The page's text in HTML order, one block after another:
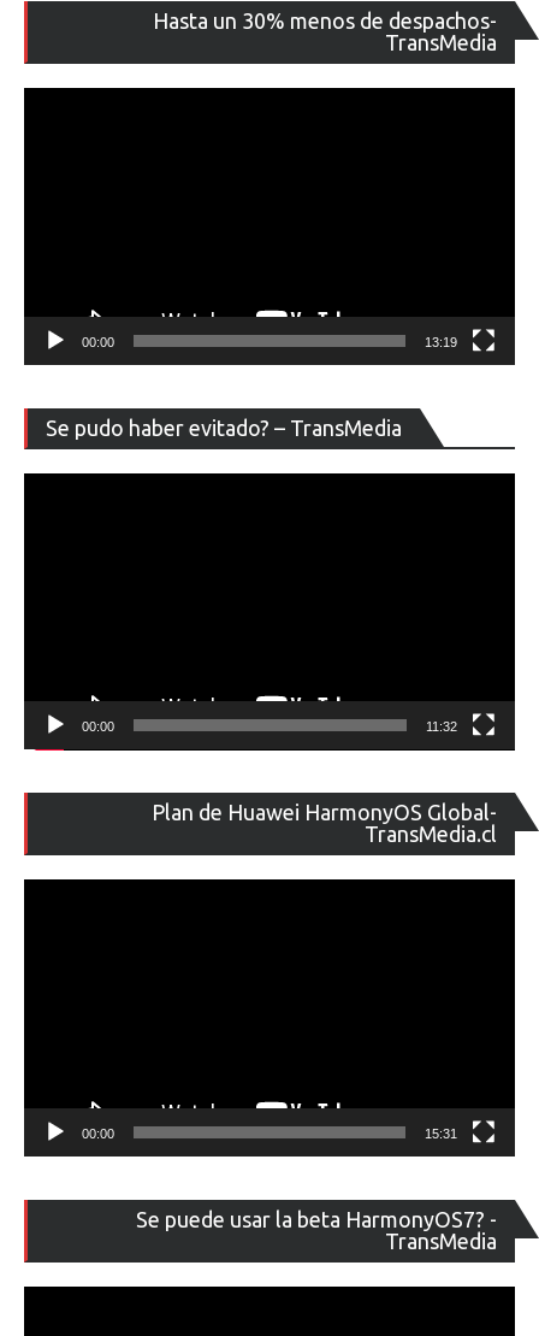
Hasta un 30% menos de despachos-
TransMedia
de
00:00 13:19
Se pudo haber evitado? – TransMedia
de
00:00 11:32
Plan de Huawei HarmonyOS Global-
TransMedia.cl
de
00:00 15:31
Se puede usar la beta HarmonyOS7? -
TransMedia
de